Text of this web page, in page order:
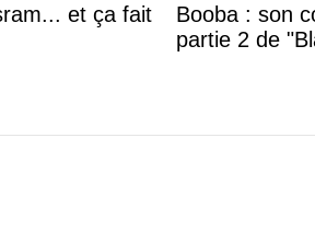
et ça fait
Booba : son
partie 2 de